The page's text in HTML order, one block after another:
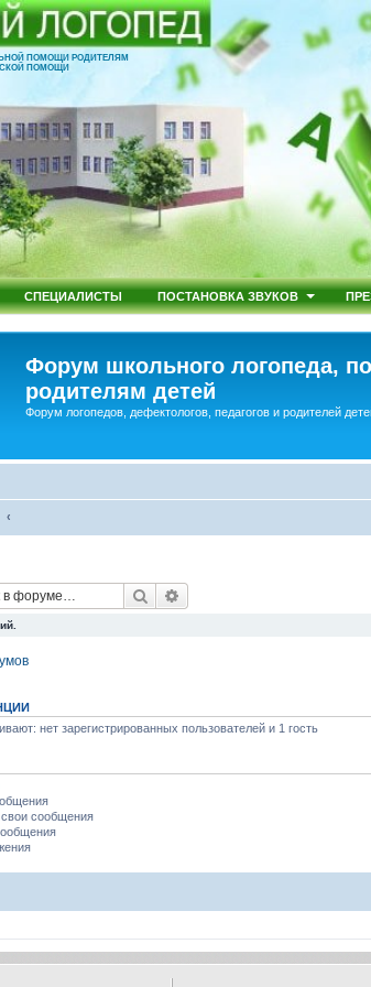
ПОМОЩИ РОДИТЕЛЯМ
ПОМОЩИ
СПЕЦИАЛИСТЫ ПОСТАНОВКА ЗВУКОВ
Форум школьного логопеда,
родителям детей
Форум логопедов, дефектологов, педагогов и родителей
Поиск
нет зарегистрированных пользователей и 1 гость
свои сообщения